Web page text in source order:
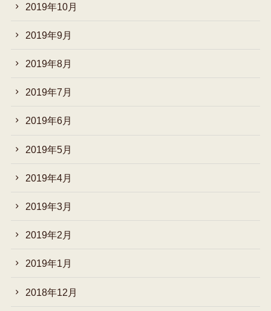
2019年10月
2019年9月
2019年8月
2019年7月
2019年6月
2019年5月
2019年4月
2019年3月
2019年2月
2019年1月
2018年12月